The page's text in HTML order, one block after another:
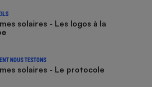
solaires - Les logos à la
NOUS TESTONS
solaires - Le protocole